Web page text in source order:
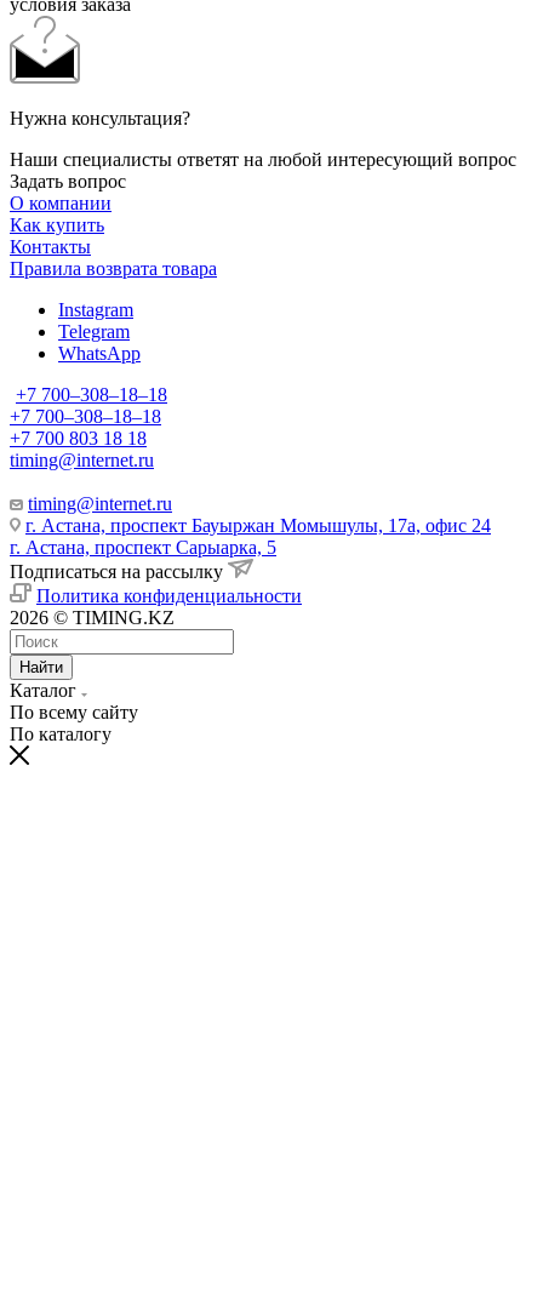
Нужна консультация?
Наши специалисты ответят на любой интересующий вопрос
Задать вопрос
О компании
Как купить
Контакты
Правила возврата товара
Instagram
Telegram
WhatsApp
+7 700‒308‒18‒18
+7 700‒308‒18‒18
+7 700 803 18 18
timing@internet.ru
timing@internet.ru
г. Астана, проспект Бауыржан Момышулы, 17а, офис 24
г. Астана, проспект Сарыарка, 5
Подписаться на рассылку
Политика конфиденциальности
2026 © TIMING.KZ
Найти
Каталог
По всему сайту
По каталогу